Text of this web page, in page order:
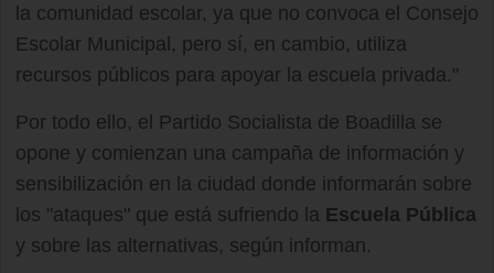
la comunidad escolar, ya que no convoca el Consejo
Escolar Municipal, pero sí, en cambio, utiliza
recursos públicos para apoyar la escuela privada."
Por todo ello, el Partido Socialista de Boadilla se
opone y comienzan una campaña de información y
sensibilización en la ciudad donde informarán sobre
los "ataques" que está sufriendo la Escuela Pública
y sobre las alternativas, según informan.